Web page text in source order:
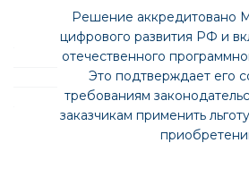
Решение аккредитовано
цифрового развития РФ и
отечественного
Это подтверждает его
требованиям
заказчикам применить